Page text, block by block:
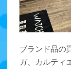
ブランド品の
ガ、カルティ